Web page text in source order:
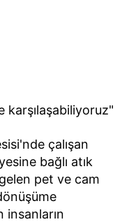
karşılaşabiliyoruz"
çalışan
bağlı atık
pet ve cam
insanların